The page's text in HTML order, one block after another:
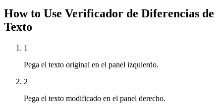
How to Use Verificador de Diferencias de
Texto
1
Pega el texto original en el panel izquierdo.
2
Pega el texto modificado en el panel derecho.